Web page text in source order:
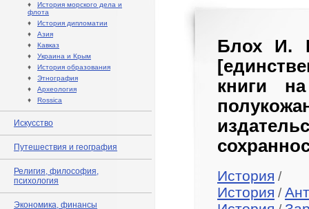
♦ История морского дела и
флота
♦ История дипломатии
♦ Азия
♦ Кавказ
♦ Украина и Крым
♦ История образования
♦ Этнография
♦ Археология
♦ Rossica
Искусство
Путешествия и география
Религия, философия,
психология
Экономика, финансы
Блох И.
книги
История /
История /